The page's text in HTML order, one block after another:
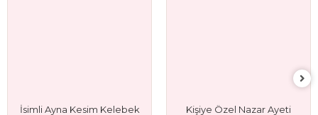
İsimli Ayna Kesim Kelebek
Kişiye Özel Nazar Ayeti